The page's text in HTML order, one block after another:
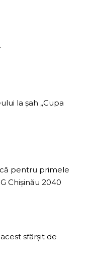
la șah „Cupa
pentru primele
Chișinău 2040
sfârșit de